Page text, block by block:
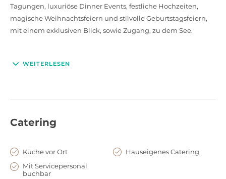
Tagungen, luxuriöse Dinner Events, festliche Hochzeiten,
magische Weihnachtsfeiern und stilvolle Geburtstagsfeiern,
mit einem exklusiven Blick, sowie Zugang, zu dem See.
Ausstattung und Service
Panoramaraum bietet Platz für bis zu 120 Personen, in
zu 450 Gästen erinnerungsreiche Stunden erleben.
Genießen Sie von hier aus den wundervollen Blick auf den
WEITERLESEN
Catering
Küche vor Ort
Hauseigenes Catering
Mit Servicepersonal
buchbar